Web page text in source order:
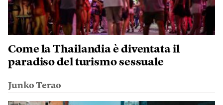
Come la Thailandia è diventata il
paradiso del turismo sessuale
Junko Terao